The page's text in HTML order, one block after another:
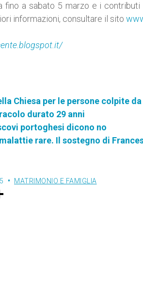
fino a sabato 5 marzo e i
informazioni, consultare il sito
Chiesa per le persone colpite
durato 29 anni
portoghesi dicono no
rare. Il sostegno di
MATRIMONIO E FAMIGLIA